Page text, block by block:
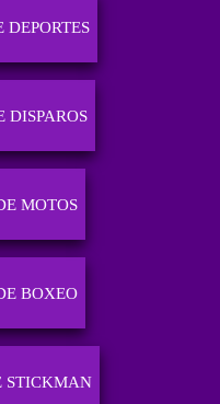
DEPORTES
DISPAROS
MOTOS
BOXEO
STICKMAN